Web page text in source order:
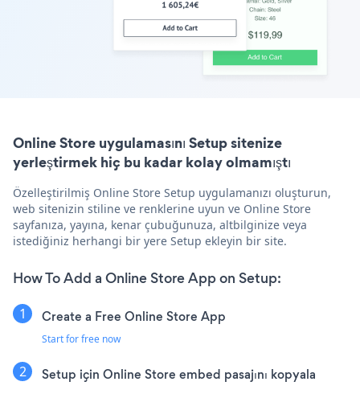
Online Store uygulamasını Setup sitenize
yerleştirmek hiç bu kadar kolay olmamıştı
Özelleştirilmiş Online Store Setup uygulamanızı oluşturun,
web sitenizin stiline ve renklerine uyun ve Online Store
sayfanıza, yayına, kenar çubuğunuza, altbilginize veya
istediğiniz herhangi bir yere Setup ekleyin bir site.
How To Add a Online Store App on Setup:
Create a Free Online Store App
Start for free now
Setup için Online Store embed pasajını kopyala